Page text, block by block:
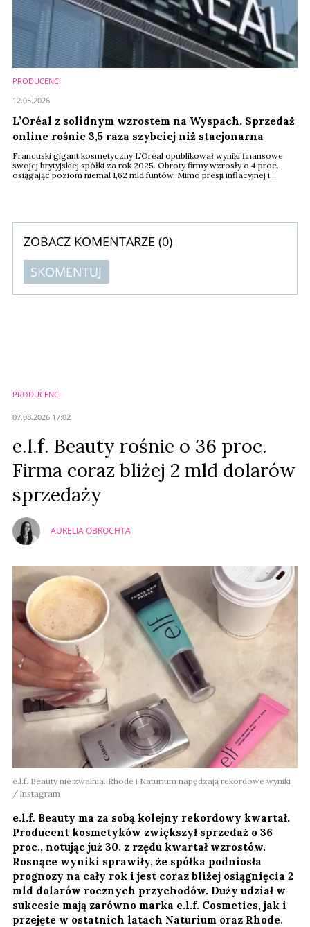
PRODUCENCI
L’Oréal z solidnym wzrostem na Wyspach. Sprzedaż
online rośnie 3,5 raza szybciej niż stacjonarna
Francuski gigant kosmetyczny L’Oréal opublikował wyniki finansowe
swojej brytyjskiej spółki za rok 2025. Obroty firmy wzrosły o 4 proc.,
osiągając poziom niemal 1,62 mld funtów. Mimo presji inflacyjnej i
12.05.2026
ZOBACZ KOMENTARZE (0)
SKOMENTUJ
PRODUCENCI
07.08.2026 17:02
e.l.f. Beauty rośnie o 36 proc.
Firma coraz bliżej 2 mld dolarów
sprzedaży
AURELIA OBROCHTA
e.l.f. Beauty nie zwalnia. Rhode i Naturium napędzają rekordowe wyniki
Instagram
e.l.f. Beauty ma za sobą kolejny rekordowy kwartał.
Producent kosmetyków zwiększył sprzedaż o 36
proc., notując już 30. z rzędu kwartał wzrostów.
Rosnące wyniki sprawiły, że spółka podniosła
prognozy na cały rok i jest coraz bliżej osiągnięcia 2
mld dolarów rocznych przychodów. Duży udział w
sukcesie mają zarówno marka e.l.f. Cosmetics, jak i
przejęte w ostatnich latach Naturium oraz Rhode.